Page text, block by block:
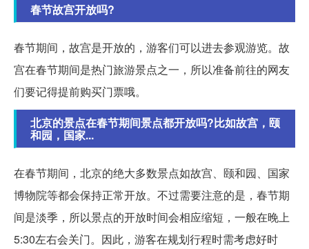
春节故宫开放吗?
春节期间，故宫是开放的，游客们可以进去参观游览。故
宫在春节期间是热门旅游景点之一，所以准备前往的网友
们要记得提前购买门票哦。
北京的景点在春节期间景点都开放吗?比如故宫，颐
和园，国家...
在春节期间，北京的绝大多数景点如故宫、颐和园、国家
博物院等都会保持正常开放。不过需要注意的是，春节期
间是淡季，所以景点的开放时间会相应缩短，一般在晚上
5:30左右会关门。因此，游客在规划行程时需考虑好时